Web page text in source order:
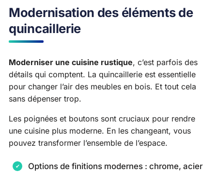
Modernisation des éléments de
quincaillerie
Moderniser une cuisine rustique, c’est parfois des
détails qui comptent. La quincaillerie est essentielle
pour changer l’air des meubles en bois. Et tout cela
sans dépenser trop.
Les poignées et boutons sont cruciaux pour rendre
une cuisine plus moderne. En les changeant, vous
pouvez transformer l’ensemble de l’espace.
Options de finitions modernes : chrome, acier